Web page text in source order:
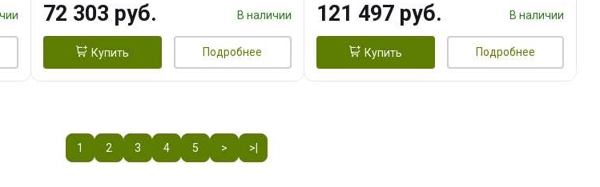
960 ГБ SSD)
72 303 руб. В наличии
Купить Подробнее
3xD/ 960 ГБ SSD)
121 497 руб. В наличии
Купить Подробнее
1 2 3 4 5 > >|